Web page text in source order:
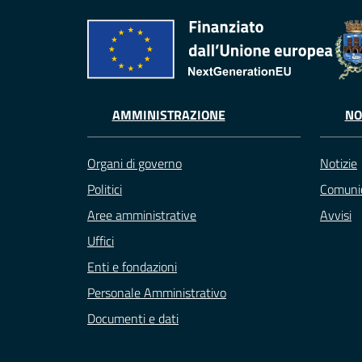
AMMINISTRAZIONE
Organi di governo
Politici
Aree amministrative
Uffici
Enti e fondazioni
Personale Amministrativo
Documenti e dati
Notizie
Avvisi